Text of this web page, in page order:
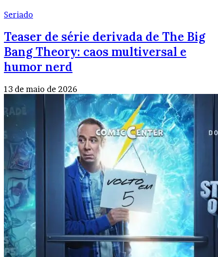
Seriado
Teaser de série derivada de The Big
Bang Theory: caos multiversal e
humor nerd
13 de maio de 2026